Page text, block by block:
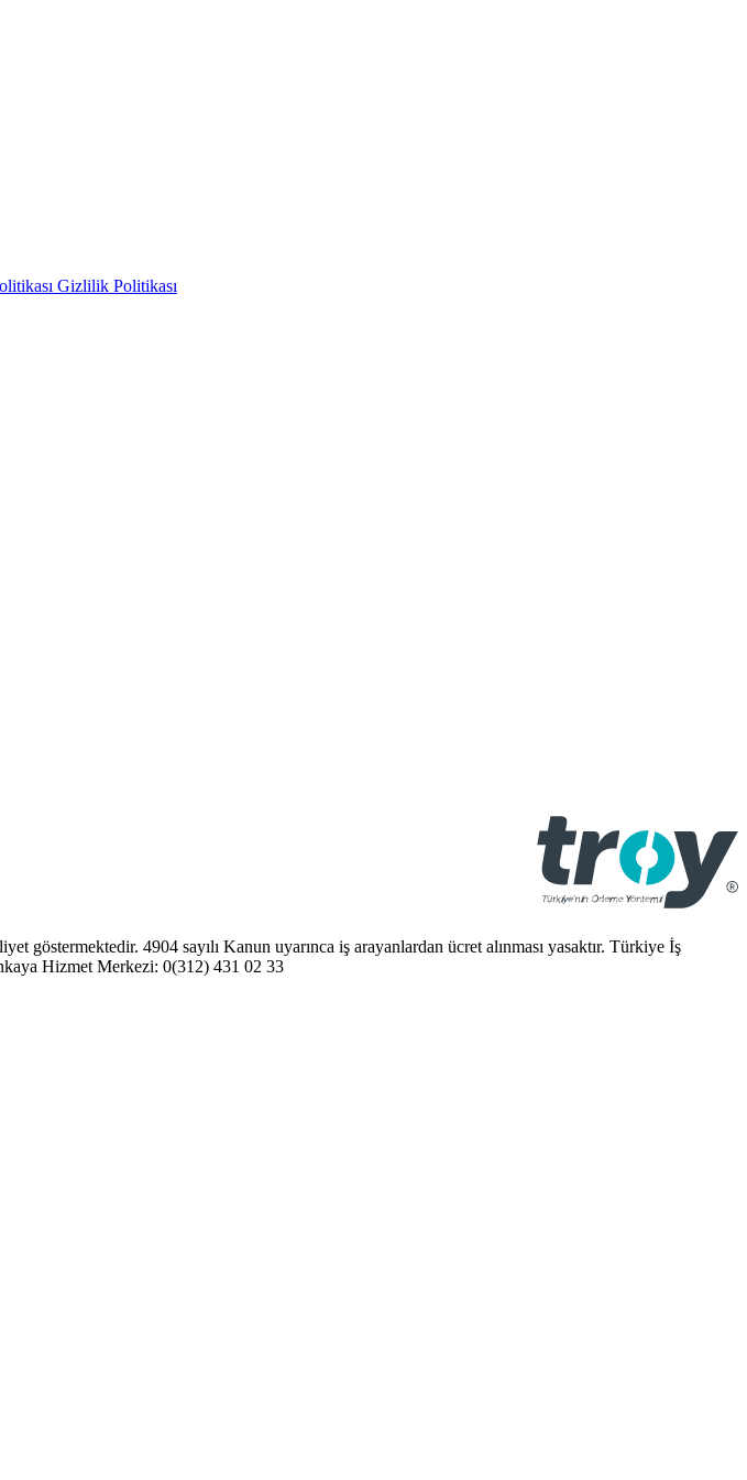
Gizlilik Politikası
4904 sayılı Kanun uyarınca iş arayanlardan ücret alınması yasaktır. Türkiye İş
Hizmet Merkezi: 0(312) 431 02 33